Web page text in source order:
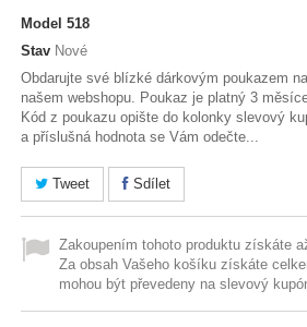
Model 518
Stav Nové
Obdarujte své blízké dárkovým poukazem
našem webshopu. Poukaz je platný 3
Kód z poukazu opište do kolonky slevový
a příslušná hodnota se Vám odečte...
Tweet Sdílet
Zakoupením tohoto produktu získáte
Za obsah Vašeho košíku získáte
mohou být převedeny na slevový